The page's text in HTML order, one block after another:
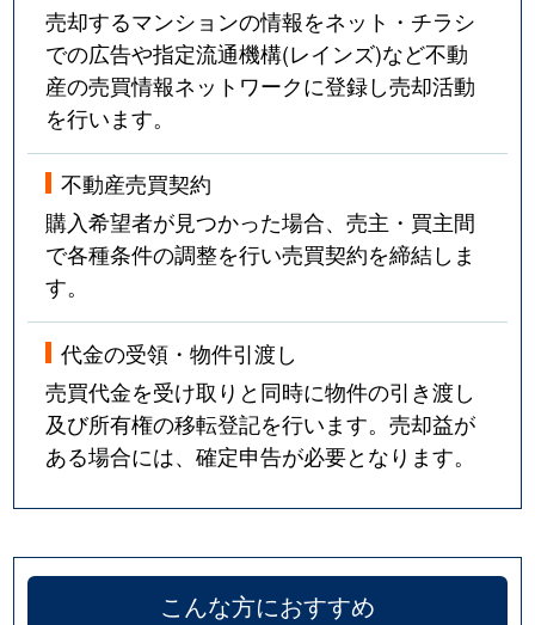
売却するマンションの情報をネット・チラシ
での広告や指定流通機構(レインズ)など不動
産の売買情報ネットワークに登録し売却活動
を行います。
不動産売買契約
購入希望者が見つかった場合、売主・買主間
で各種条件の調整を行い売買契約を締結しま
す。
代金の受領・物件引渡し
売買代金を受け取りと同時に物件の引き渡し
及び所有権の移転登記を行います。売却益が
ある場合には、確定申告が必要となります。
こんな方におすすめ